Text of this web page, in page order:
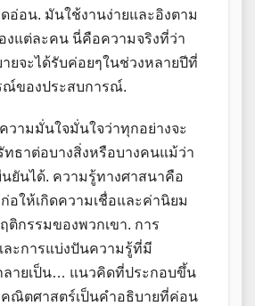
อ่อน. มันใช้งานง่ายและอิงตาม
งแต่ละคน นี่คือความจริงที่ว่า
ยจะได้รับค่อยๆในช่วงหลายปีที่
ณ์ของประสบการณ์.
วามมั่นใจมั่นใจว่าทุกอย่างจะ
ธาต่อบางสิ่งหรือบางคนแม้ว่า
ยันได้. ความรู้ทางศาสนาคือ
อให้เกิดความเชื่อและค่านิยม
กรรมของพวกเขา. การ
ละการแบ่งปันความรู้ที่มี
ลายเป็น… แนวคิดที่ประกอบขึ้น
คณิตศาสตร์เป็นคำอธิบายที่ค่อน